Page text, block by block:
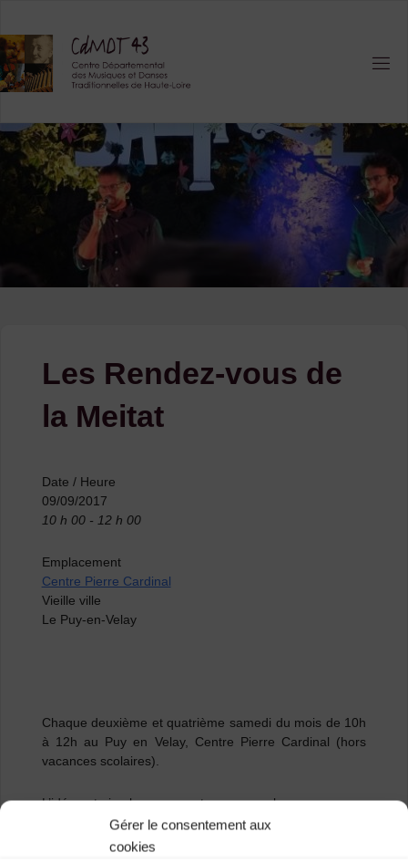
Gérer le consentement aux
cookies
content
Les Rendez-vous de
la Meitat
Date / Heure
09/09/2017
10 h 00 - 12 h 00
Emplacement
Centre Pierre Cardinal
Vieille ville
Le Puy-en-Velay
Chaque deuxième et quatrième samedi du mois de 10h
à 12h au Puy en Velay, Centre Pierre Cardinal (hors
vacances scolaires).
L’idée est simple, nous partageons quelques morceaux
trad’ à chaque séance, si possible du répertoire
traditionnel à danser local.